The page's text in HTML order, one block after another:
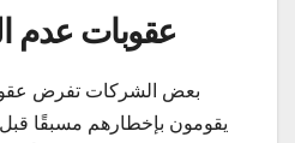
عقوبات عدم
بعض الشركات تفرض
يقومون بإخطارهم مسبقًا قبل